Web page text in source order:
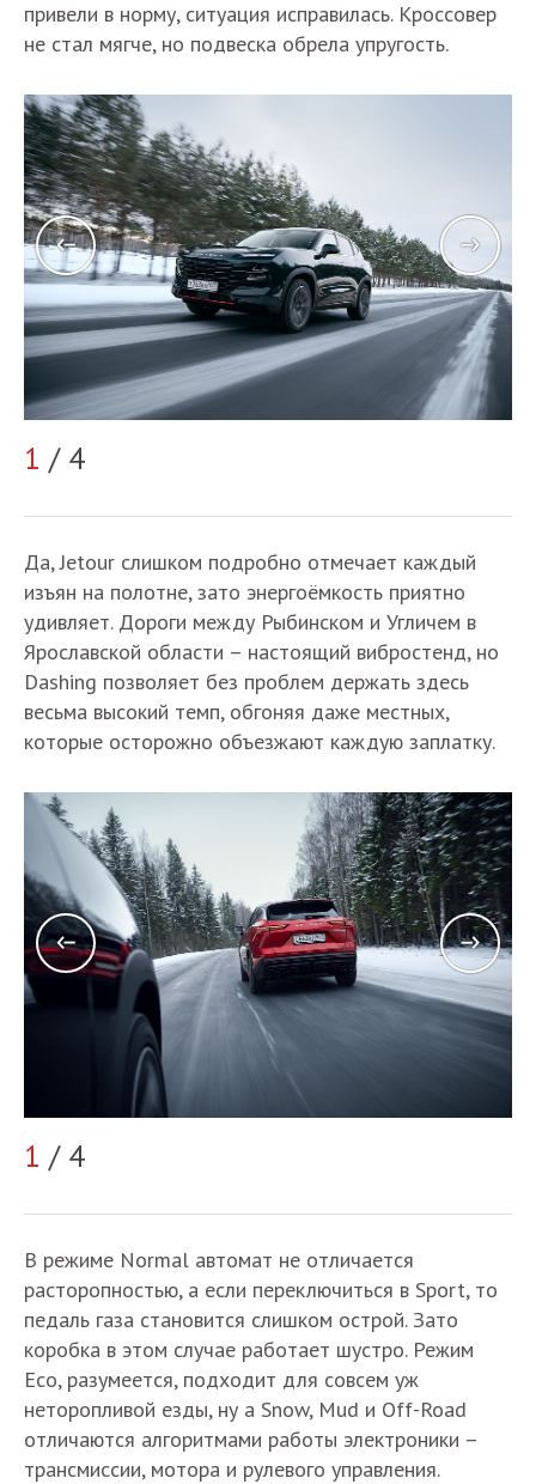
привели в норму, ситуация исправилась. Кроссовер
не стал мягче, но подвеска обрела упругость.
1 / 4
Да, Jetour слишком подробно отмечает каждый
изъян на полотне, зато энергоёмкость приятно
удивляет. Дороги между Рыбинском и Угличем в
Ярославской области – настоящий вибростенд, но
Dashing позволяет без проблем держать здесь
весьма высокий темп, обгоняя даже местных,
которые осторожно объезжают каждую заплатку.
1 / 4
В режиме Normal автомат не отличается
расторопностью, а если переключиться в Sport, то
педаль газа становится слишком острой. Зато
коробка в этом случае работает шустро. Режим
Eco, разумеется, подходит для совсем уж
неторопливой езды, ну а Snow, Mud и Off-Road
отличаются алгоритмами работы электроники –
трансмиссии, мотора и рулевого управления.